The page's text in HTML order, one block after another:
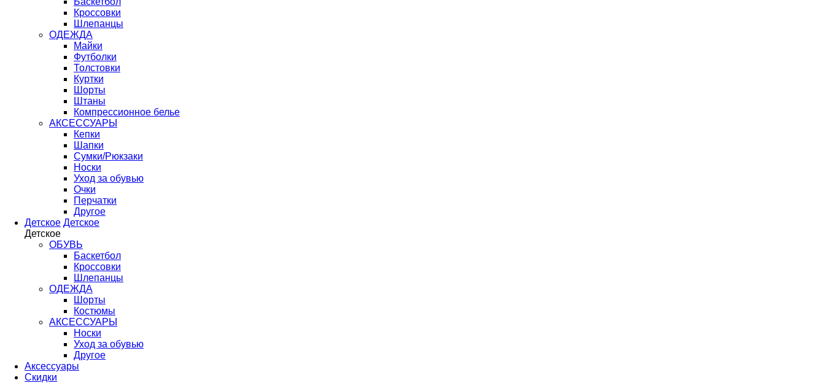
Кроссовки
Шлепанцы
ОДЕЖДА
Майки
Футболки
Толстовки
Куртки
Шорты
Штаны
Компрессионное белье
АКСЕССУАРЫ
Кепки
Шапки
Сумки/Рюкзаки
Носки
Уход за обувью
Очки
Перчатки
Другое
Детское Детское
Детское
ОБУВЬ
Баскетбол
Кроссовки
Шлепанцы
ОДЕЖДА
Шорты
Костюмы
АКСЕССУАРЫ
Носки
Уход за обувью
Другое
Аксессуары
Скидки